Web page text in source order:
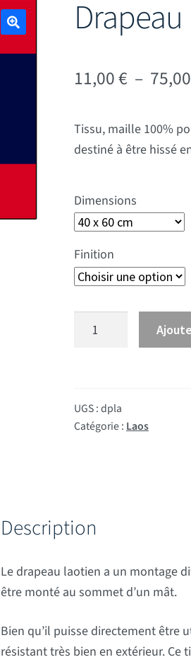
11,00€ – 75,00
Tissu, maille 100%
destiné à être hissé
Dimensions
Finition
quantité de Drapeau
UGS :dpla
Catégorie : Laos
Description
Le drapeau laotien a un montage
être monté au sommet d’un mât.
Bien qu’il puisse directement être
résistant très bien en extérieur.